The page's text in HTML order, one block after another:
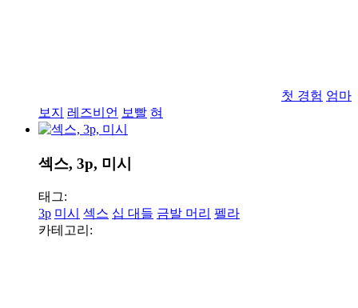
첫 경험 엄마
보지
레즈비언 보빨 혀
섹스, 3p, 미시
태그:
3p 미시 섹스 십 대들 금발 머리 펠라
카테고리: